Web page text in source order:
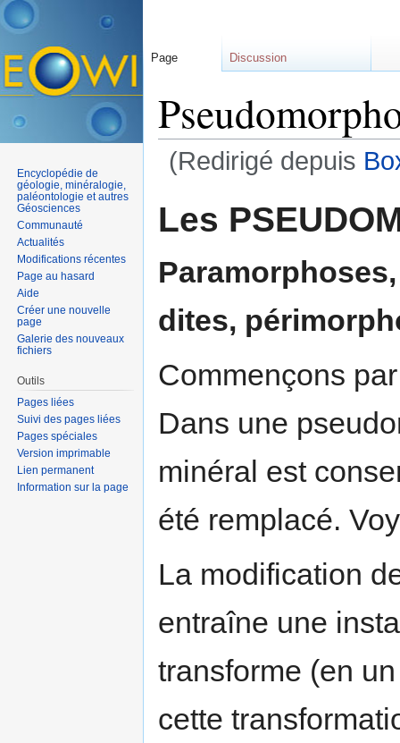
(Redirigé depuis
Les
dites,
Commençons
Dans une
minéral est
été remplacé.
La modification
entraîne une
transforme (en
cette
Page Discussion
Encyclopédie de
géologie, minéralogie,
paléontologie et autres
Géosciences
Communauté
Actualités
Modifications récentes
Page au hasard
Aide
Créer une nouvelle
page
Galerie des nouveaux
fichiers
Outils
Pages liées
Suivi des pages liées
Pages spéciales
Version imprimable
Lien permanent
Information sur la page